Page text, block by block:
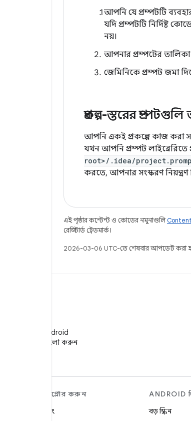
আপনি যে প্রম্পটটি
যদি প্রম্পটটি নির্দিষ্ট
নয়।
আপনার প্রম্পটের
জেমিনিকে প্রম্পট জমা
প্রকল্প-স্তরের
আপনি একই প্রকল্পে কাজ করা
যখন আপনি প্রম্পট লাইব্রেরিতে
root>/.idea/
করতে, আপনার সংস্করণ নিয়ন্ত্রণ
এই পৃষ্ঠার কন্টেন্ট ও কোডের নমুনাগুলি
রেজিস্টার্ড ট্রেডমার্ক।
2026-03-06 UTC-তে শেষবার আপডেট করা
WeChat-এ Android
ডেভেলপারদের ফলো করুন
এক্সপ্লোর করুন
গেমিং
ANDROID
বড় স্ক্রিন